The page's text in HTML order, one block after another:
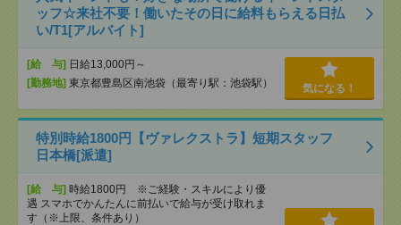
ッフ☆来社不要！働いたその日に給料もらえる日払
い/T1[アルバイト]
[給 与] 日給13,000円～
[勤務地] 東京都豊島区南池袋（最寄り駅：池袋駅） 気になる！
特別時給1800円【ヴァレクストラ】短期スタッフ
日本橋[派遣]
[給 与] 時給1800円 ※ご経験・スキルにより優
遇 スマホでかんたんに前払いで給与が受け取れま
す（※上限、条件あり）